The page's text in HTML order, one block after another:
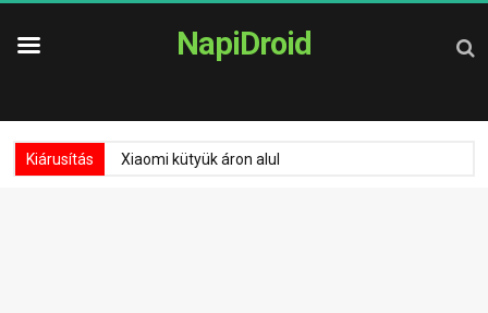
NapiDroid
Kiárusítás Xiaomi kütyük áron alul